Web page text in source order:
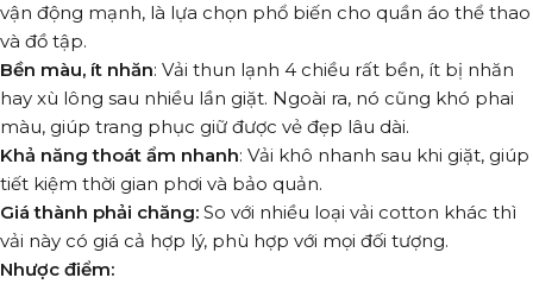
vận động mạnh, là lựa chọn phổ biến cho quần áo thể thao
và đồ tập.
Bền màu, ít nhăn: Vải thun lạnh 4 chiều rất bền, ít bị nhăn
hay xù lông sau nhiều lần giặt. Ngoài ra, nó cũng khó phai
màu, giúp trang phục giữ được vẻ đẹp lâu dài.
Khả năng thoát ẩm nhanh: Vải khô nhanh sau khi giặt, giúp
tiết kiệm thời gian phơi và bảo quản.
Giá thành phải chăng: So với nhiều loại vải cotton khác thì
vải này có giá cả hợp lý, phù hợp với mọi đối tượng.
Nhược điểm: